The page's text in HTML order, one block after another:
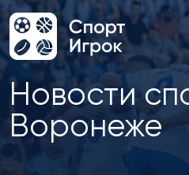
Новости
Воронеже